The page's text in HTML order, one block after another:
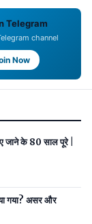
Telegram
channel
Now
जाने के 80 साल पूरे |
गया? असर और